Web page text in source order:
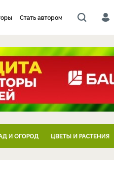
Стать автором
И ОГОРОД ЦВЕТЫ И РАСТЕНИЯ